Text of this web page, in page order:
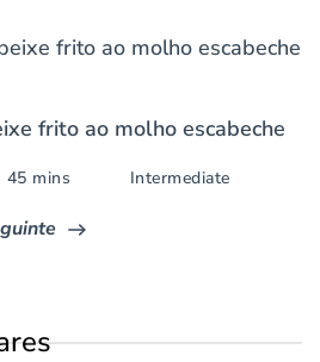
frito ao molho escabeche
45 mins Intermediate